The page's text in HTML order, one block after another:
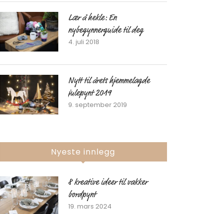
Lær å hekle: En
nybegynnerguide til deg
4. juli 2018
Nytt til årets hjemmelagde
julepynt 2019
9. september 2019
Nyeste innlegg
8 kreative ideer til vakker
bordpynt
19. mars 2024